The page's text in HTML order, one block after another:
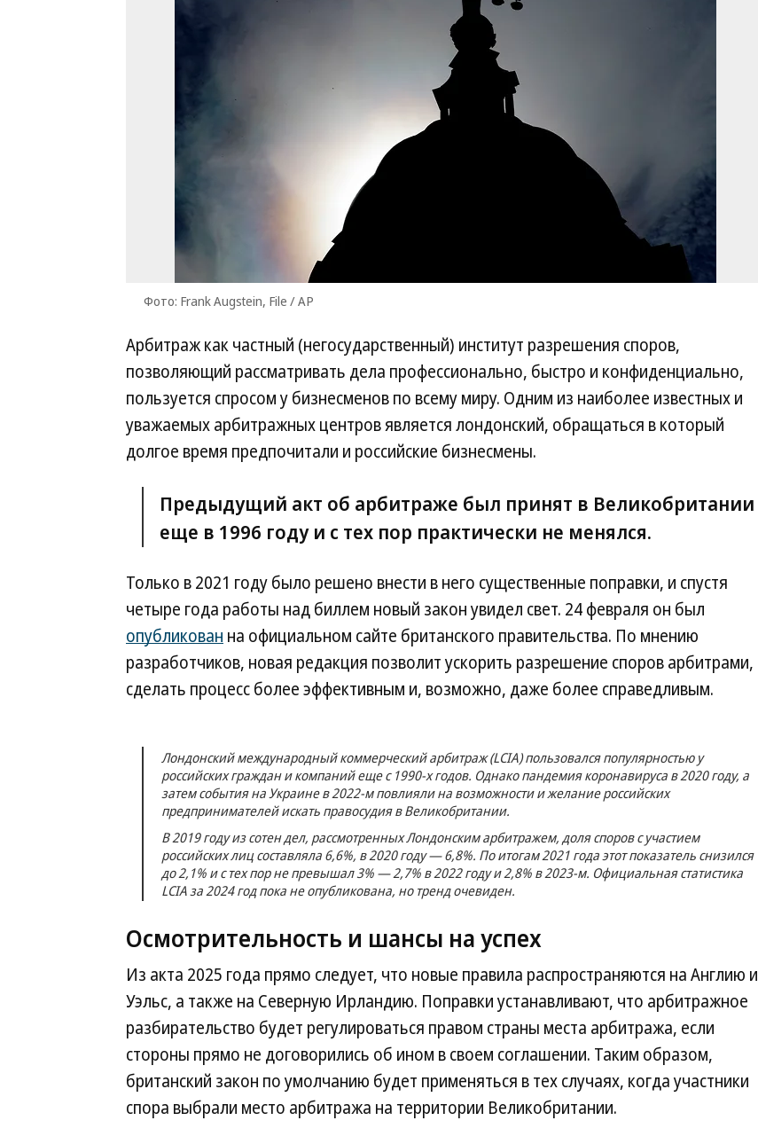
Фото: Frank Augstein, File / AP
Арбитраж как частный (негосударственный) институт разрешения споров,
позволяющий рассматривать дела профессионально, быстро и конфиденциально,
пользуется спросом у бизнесменов по всему миру. Одним из наиболее известных и
уважаемых арбитражных центров является лондонский, обращаться в который
долгое время предпочитали и российские бизнесмены.
Предыдущий акт об арбитраже был принят в Великобритании
еще в 1996 году и с тех пор практически не менялся.
Только в 2021 году было решено внести в него существенные поправки, и спустя
четыре года работы над биллем новый закон увидел свет. 24 февраля он был
опубликован на официальном сайте британского правительства. По мнению
разработчиков, новая редакция позволит ускорить разрешение споров арбитрами,
сделать процесс более эффективным и, возможно, даже более справедливым.
Лондонский международный коммерческий арбитраж (LCIA) пользовался популярностью у
российских граждан и компаний еще с 1990-х годов. Однако пандемия коронавируса в 2020 году, а
затем события на Украине в 2022-м повлияли на возможности и желание российских
предпринимателей искать правосудия в Великобритании.
В 2019 году из сотен дел, рассмотренных Лондонским арбитражем, доля споров с участием
российских лиц составляла 6,6%, в 2020 году — 6,8%. По итогам 2021 года этот показатель снизился
до 2,1% и с тех пор не превышал 3% — 2,7% в 2022 году и 2,8% в 2023-м. Официальная статистика
LCIA за 2024 год пока не опубликована, но тренд очевиден.
Осмотрительность и шансы на успех
Из акта 2025 года прямо следует, что новые правила распространяются на Англию и
Уэльс, а также на Северную Ирландию. Поправки устанавливают, что арбитражное
разбирательство будет регулироваться правом страны места арбитража, если
стороны прямо не договорились об ином в своем соглашении. Таким образом,
британский закон по умолчанию будет применяться в тех случаях, когда участники
спора выбрали место арбитража на территории Великобритании.